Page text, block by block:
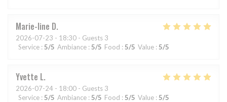
Marie-line D
2026-07-23 - 18:30 - Guests 3
Service : 5/5 Ambiance : 5/5 Food : 5/5 Value : 5/5
Yvette L
2026-07-24 - 18:00 - Guests 3
Service : 5/5 Ambiance : 5/5 Food : 5/5 Value : 5/5